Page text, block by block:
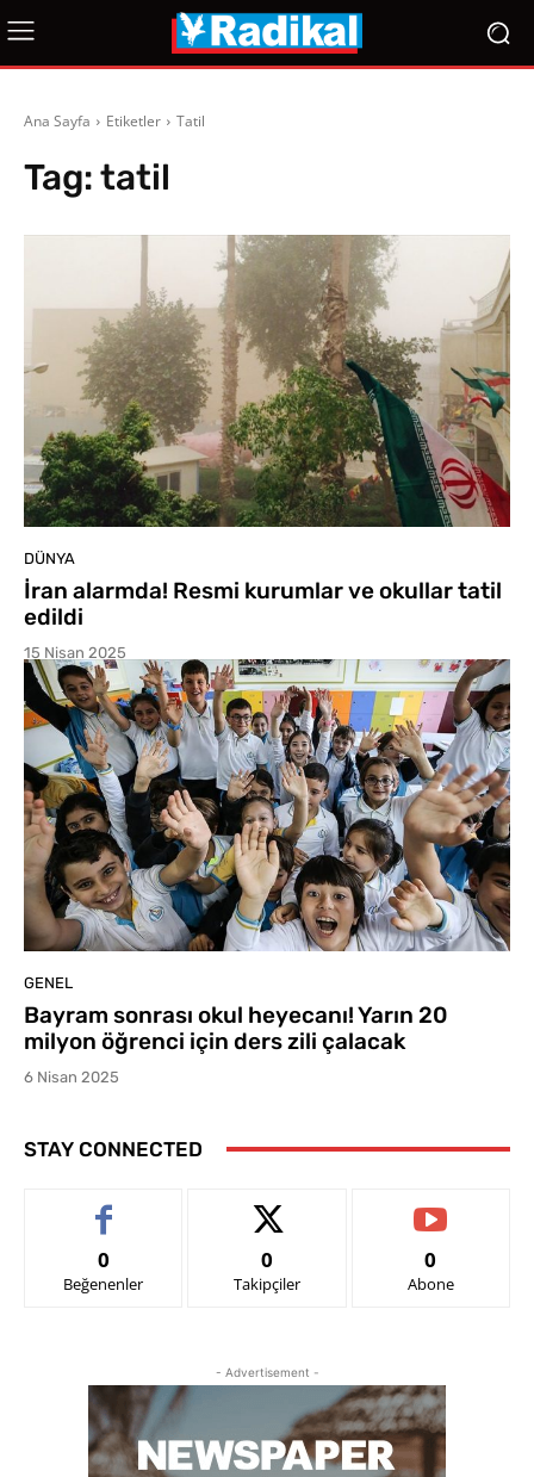
Ana Sayfa Etiketler Tatil
Tag:tatil
DÜNYA
İran alarmda! Resmi kurumlar ve okullar tatil
edildi
15 Nisan 2025
GENEL
Bayram sonrası okul heyecanı! Yarın 20
milyon öğrenci için ders zili çalacak
6 Nisan 2025
STAY CONNECTED
0
Beğenenler
0
Takipçiler
0
Abone
- Advertisement -